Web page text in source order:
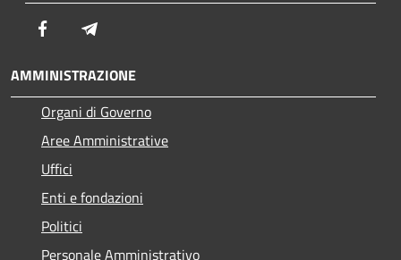
Facebook
AMMINISTRAZIONE
Organi di Governo
Aree Amministrative
Uffici
Enti e fondazioni
Politici
Personale Amministrativo